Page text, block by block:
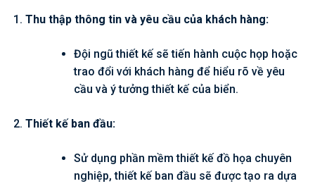
Thu thập thông tin và yêu cầu của khách hàng:
Đội ngũ thiết kế sẽ tiến hành cuộc họp hoặc
trao đổi với khách hàng để hiểu rõ về yêu
cầu và ý tưởng thiết kế của biển.
Thiết kế ban đầu:
Sử dụng phần mềm thiết kế đồ họa chuyên
nghiệp, thiết kế ban đầu sẽ được tạo ra dựa